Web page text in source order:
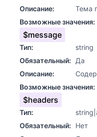
Описание:
Тема
Возможные значения:
$message
Тип:
string
Обязательный:
Да
Описание:
Возможные значения:
$headers
Тип:
Обязательный:
Нет